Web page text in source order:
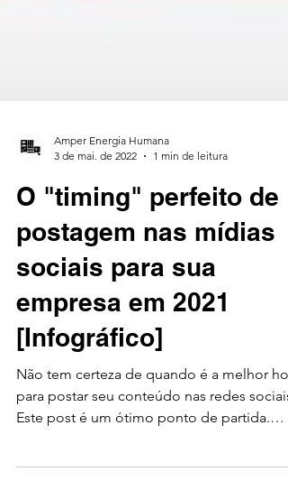
Amper Energia Humana
3 de mai. de 2022
1 min de leitura
O "timing" perfeito de
postagem nas mídias
sociais para sua
empresa em 2021
[Infográfico]
Não tem certeza de quando é a melhor